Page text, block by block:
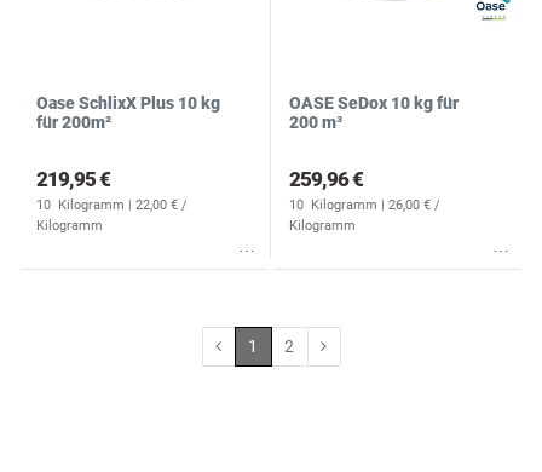
Oase SchlixX Plus 10 kg
für 200m²
219,95 €
10 Kilogramm | 22,00 € /
Kilogramm
OASE SeDox 10 kg für
200 m³
259,96 €
10 Kilogramm | 26,00 € /
Kilogramm
1 2